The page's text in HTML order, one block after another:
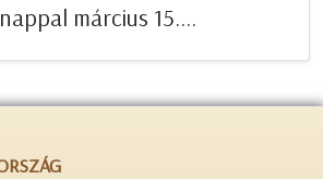
március 15....